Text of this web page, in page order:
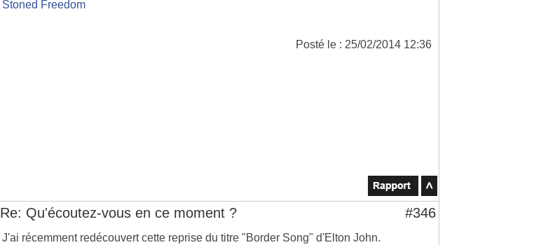
Stoned Freedom
Posté le : 25/02/2014 12:36
Re: Qu'écoutez-vous en ce moment ? #346
J'ai récemment redécouvert cette reprise du titre "Border Song" d'Elton John.